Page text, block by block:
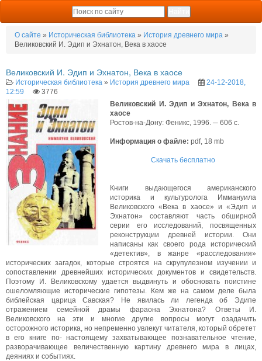
О сайте » Историческая библиотека » История древнего мира »
Великовский И. Эдип и Эхнатон, Века в хаосе
Великовский И. Эдип и Эхнатон, Века в хаосе
Историческая библиотека » История древнего мира
24-12-2018,
12:59
3776
Великовский И. Эдип и Эхнатон, Века в
хаосе
Ростов-на-Дону: Феникс, 1996. ─ 606 с.
Информация о файле: pdf, 18 mb
Скачать бесплатно
Книги выдающегося американского
историка и культуролога Иммануила
Великовского «Века в хаосе» и «Эдип и
Эхнатон» составляют часть обширной
серии его исследований, посвященных
реконструкции древней истории. Они
написаны как своего рода исторический
«детектив», в жанре «расследования»
исторических загадок, которые строятся на скрупулезном изучении и
сопоставлении древнейших исторических документов и свидетельств.
Поэтому И. Великовскому удается выдвинуть и обосновать поистине
ошеломляющие исторические гипотезы. Кем же на самом деле была
библейская царица Савская? Не явилась ли легенда об Эдипе
отражением семейной драмы фараона Эхнатона? Ответы И.
Великовского на эти и многие другие вопросы могут озадачить
осторожного историка, но непременно увлекут читателя, который обретет
в его книге по- настоящему захватывающее познавательное чтение,
разворачивающее величественную картину древнего мира в лицах,
деяниях и событиях.